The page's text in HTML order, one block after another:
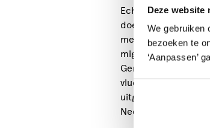
Deze website
We gebruiken
bezoeken te
‘Aanpassen’
Echter, gaandeweg
doelgroep bedient
met andere
migrantenomroep-
Genitale
uitgebreide
Nederland.